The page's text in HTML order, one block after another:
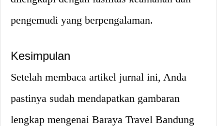
pengemudi yang berpengalaman.
Kesimpulan
Setelah membaca artikel jurnal ini, Anda
pastinya sudah mendapatkan gambaran
lengkap mengenai Baraya Travel Bandung